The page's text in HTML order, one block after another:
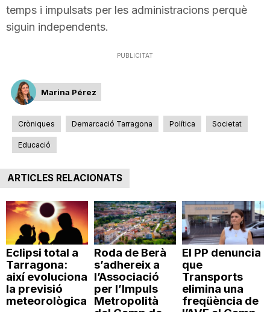
n
temps i impulsats per les administracions perquè
siguin independents.
PUBLICITAT
Marina Pérez
Cròniques Demarcació Tarragona Política Societat
Educació
ARTICLES RELACIONATS
Eclipsi total a
Tarragona:
així evoluciona
la previsió
meteorològica
Roda de Berà
s’adhereix a
l’Associació
per l’Impuls
Metropolità
El PP denuncia
que
Transports
elimina una
freqüència de